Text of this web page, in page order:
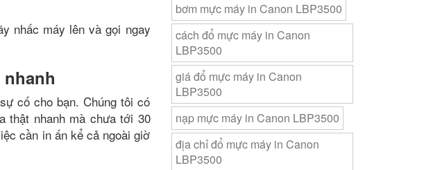
nhấc máy lên và gọi ngay
cố cho bạn. Chúng tôi có
thật nhanh mà chưa tới 30
cần in ấn kể cả ngoài giờ
bơm mực máy in Canon LBP3500
cách đổ mực máy in Canon
LBP3500
giá đổ mực máy in Canon
LBP3500
nạp mực máy in Canon LBP3500
địa chỉ đổ mực máy in Canon
LBP3500